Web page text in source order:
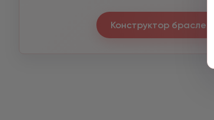
Конструктор браслетів